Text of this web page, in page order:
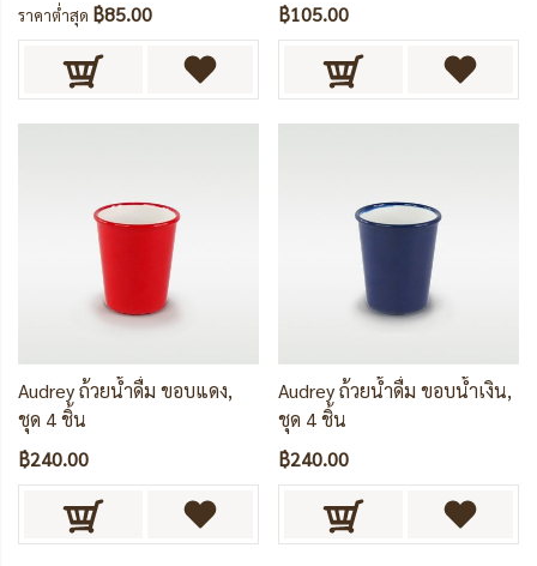
ราคาต่ำสุด ฿85.00 ฿105.00
Audrey ถ้วยน้ำดื่ม ขอบแดง,
ชุด 4 ชิ้น
฿240.00
Audrey ถ้วยน้ำดื่ม ขอบน้ำเงิน,
ชุด 4 ชิ้น
฿240.00